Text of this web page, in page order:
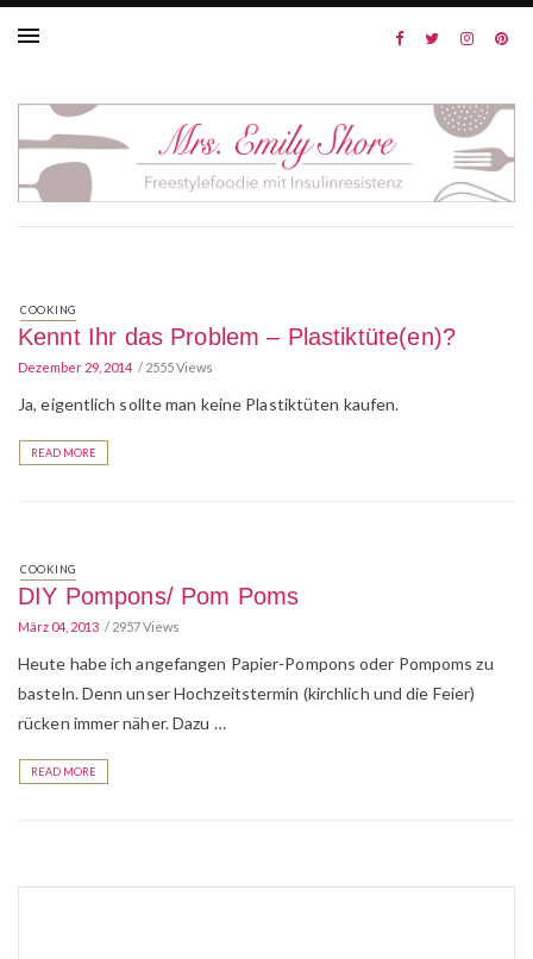
COOKING
Kennt Ihr das Problem – Plastiktüte(en)?
Dezember 29, 2014 2555 Views
Ja, eigentlich sollte man keine Plastiktüten kaufen.
READ MORE
COOKING
DIY Pompons/ Pom Poms
März 04, 2013 2957 Views
Heute habe ich angefangen Papier-Pompons oder Pompoms zu
basteln. Denn unser Hochzeitstermin (kirchlich und die Feier)
rücken immer näher. Dazu …
READ MORE